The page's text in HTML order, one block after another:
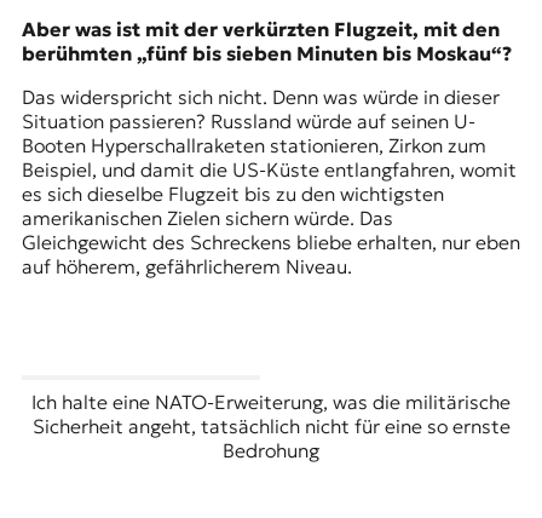
Aber was ist mit der verkürzten Flugzeit, mit den
berühmten „fünf bis sieben Minuten bis Moskau“?
Das widerspricht sich nicht. Denn was würde in dieser
Situation passieren? Russland würde auf seinen U-
Booten Hyperschallraketen stationieren, Zirkon zum
Beispiel, und damit die US-Küste entlangfahren, womit
es sich dieselbe Flugzeit bis zu den wichtigsten
amerikanischen Zielen sichern würde. Das
Gleichgewicht des Schreckens bliebe erhalten, nur eben
auf höherem, gefährlicherem Niveau.
Ich halte eine NATO-Erweiterung, was die militärische
Sicherheit angeht, tatsächlich nicht für eine so ernste
Bedrohung